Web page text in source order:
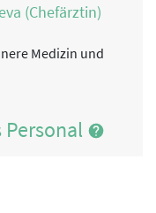
(Chefärztin)
Medizin und